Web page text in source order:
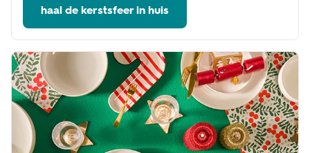
haal de kerstsfeer in huis